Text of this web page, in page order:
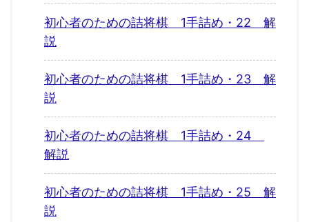
初心者のための詰将棋 1手詰め・22 解
説
初心者のための詰将棋 1手詰め・23 解
説
初心者のための詰将棋 1手詰め・24
解説
初心者のための詰将棋 1手詰め・25 解
説